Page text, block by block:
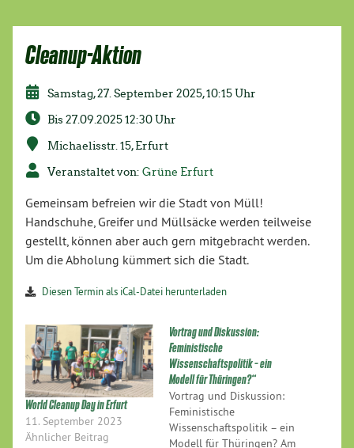
Cleanup-Aktion
Samstag, 27. September 2025, 10:15 Uhr
Bis 27.09.2025 12:30 Uhr
Michaelisstr. 15, Erfurt
Veranstaltet von:Grüne Erfurt
Gemeinsam befreien wir die Stadt von Müll!
Handschuhe, Greifer und Müllsäcke werden teilweise
gestellt, können aber auch gern mitgebracht werden.
Um die Abholung kümmert sich die Stadt.
Diesen Termin als iCal-Datei herunterladen
World Cleanup Day in Erfurt
11. September 2023
Ähnlicher Beitrag
Vortrag und Diskussion:
Feministische
Wissenschaftspolitik – ein
Modell für Thüringen?“
Vortrag und Diskussion:
Feministische
Wissenschaftspolitik – ein
Modell für Thüringen? Am